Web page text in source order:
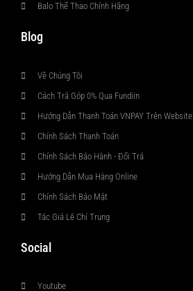
Balo Thể Thao Chính Hãng
Blog
Về Chúng Tôi
Cách Trả Góp 0% Qua Fundiin
Hướng Dẫn Thanh Toán VNPAY Trên Website
Chính Sách Thanh Toán
Chính Sách Bảo Hành - Đổi Trả
Hướng Dẫn Mua Hàng Online
Chính Sách Bảo Mật
Tác Giả Lê Chí Trung
Social
Youtube